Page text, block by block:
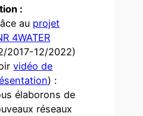
:
au projet
4WATER
2017-12/2022)
vidéo de
) :
élaborons de
réseaux